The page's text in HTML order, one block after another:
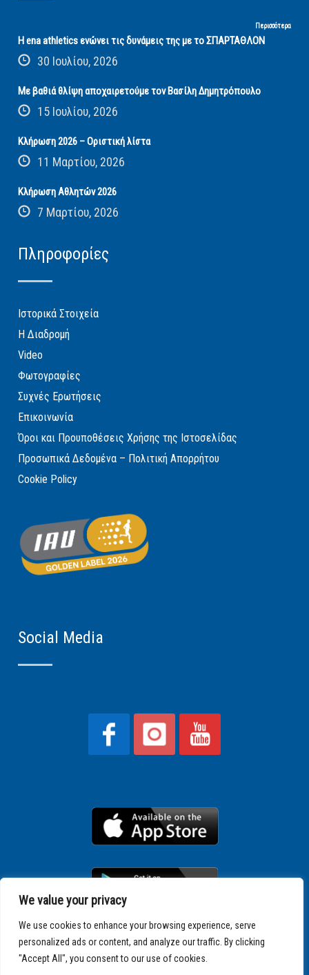
We value your privacy
We use cookies to enhance your browsing experience, serve
personalized ads or content, and analyze our traffic. By clicking
"Accept All", you consent to our use of cookies.
Περισσότερα
Η ena athletics ενώνει τις δυνάμεις της με το ΣΠΑΡΤΑΘΛΟΝ
30 Ιουλίου, 2026
Με βαθιά θλίψη αποχαιρετούμε τον Βασίλη Δημητρόπουλο
15 Ιουλίου, 2026
Κλήρωση 2026 – Οριστική λίστα
11 Μαρτίου, 2026
Κλήρωση Αθλητών 2026
7 Μαρτίου, 2026
Πληροφορίες
Ιστορικά Στοιχεία
Η Διαδρομή
Video
Φωτογραφίες
Συχνές Ερωτήσεις
Επικοινωνία
Όροι και Προυποθέσεις Χρήσης της Ιστοσελίδας
Προσωπικά Δεδομένα – Πολιτική Απορρήτου
Cookie Policy
Social Media
Copyright © 2025 SPARTATHLON